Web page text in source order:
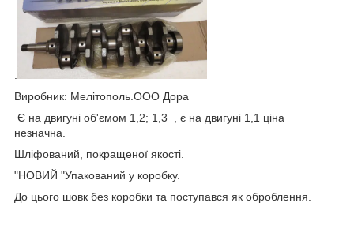
.
Виробник: Мелітополь.ООО Дора
Є на двигуні об'ємом 1,2; 1,3 , є на двигуні 1,1 ціна
незначна.
Шліфований, покращеної якості.
"НОВИЙ "Упакований у коробку.
До цього шовк без коробки та поступався як оброблення.